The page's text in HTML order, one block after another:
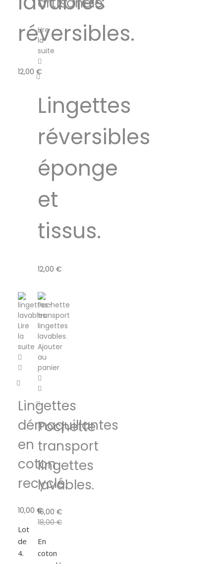
réversibles.
12,00 €
Lire
la
suite
Lingettes
réversibles
éponge
et
tissus.
12,00 €
Lire
la
suite
Lingettes
démaquillantes
en
coton
recyclé.
10,00 €
Lot
de
4.
Ajouter
au
panier
Pochette
transport
lingettes
lavables.
16,00 €
18,00€
En
coton